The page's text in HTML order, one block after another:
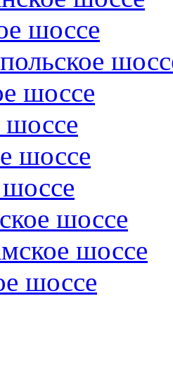
шоссе
шоссе
шоссе
шоссе
шоссе
шоссе
шоссе